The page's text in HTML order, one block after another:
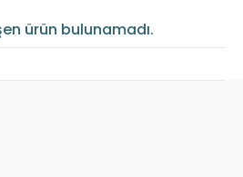
ürün bulunamadı.